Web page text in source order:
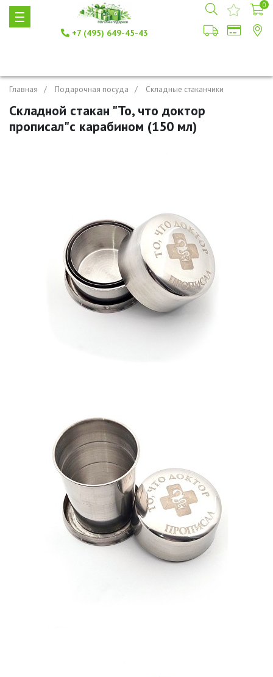
+7 (495) 649-45-43
0
Главная Подарочная посуда Складные стаканчики
Складной стакан "То, что доктор
прописал"с карабином (150 мл)